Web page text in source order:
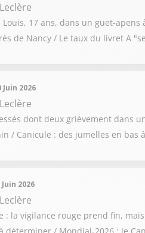
Louis, 17 ans, dans un guet-
de Nancy / Le taux du livret A
2026
dont deux grièvement dans
/ Canicule : des jumelles en bas
2026
: la vigilance rouge prend fin,